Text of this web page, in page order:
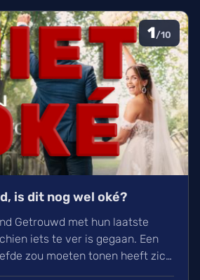
1/10
is dit nog wel oké?
Getrouwd met hun laatste
iets te ver is gegaan. Een
zou moeten tonen heeft zich